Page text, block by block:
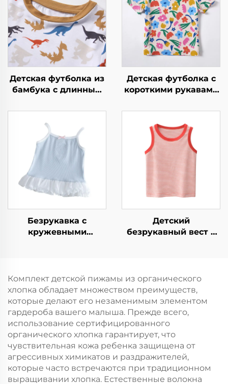
Детская футболка из
бамбука с длинным
Детская футболка с
короткими рукавами
принтом
Безрукавка с
кружевными
Детский
безрукавный вест с
Комплект детской пижамы из органического
хлопка обладает множеством преимуществ,
которые делают его незаменимым элементом
гардероба вашего малыша. Прежде всего,
использование сертифицированного
органического хлопка гарантирует, что
чувствительная кожа ребенка защищена от
агрессивных химикатов и раздражителей,
которые часто встречаются при традиционном
выращивании хлопка. Естественные волокна